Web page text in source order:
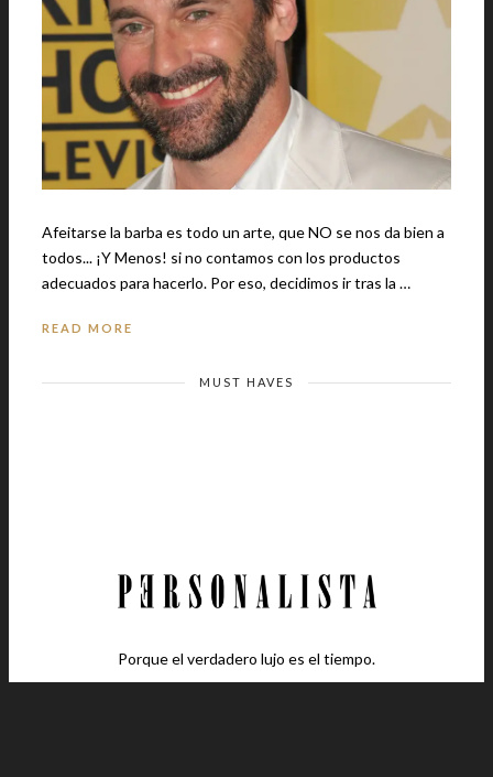
Afeitarse la barba es todo un arte, que NO se nos da bien a
todos... ¡Y Menos! si no contamos con los productos
adecuados para hacerlo. Por eso, decidimos ir tras la …
READ MORE
MUST HAVES
Porque el verdadero lujo es el tiempo.